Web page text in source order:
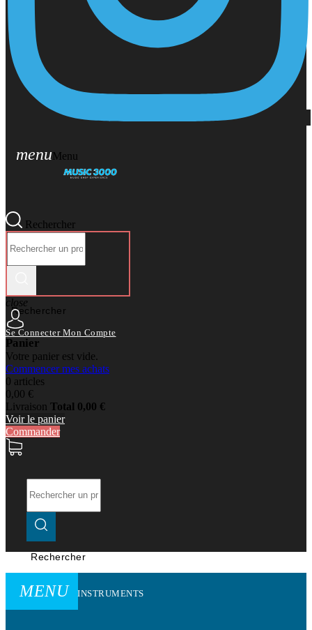
menuMenu
Rechercher
Rechercher
close
Se Connecter Mon Compte
Panier
Votre panier est vide.
Commencer mes achats
0 articles
0,00 €
Livraison Total 0,00 €
Voir le panier
Commander
Rechercher
MENU INSTRUMENTS